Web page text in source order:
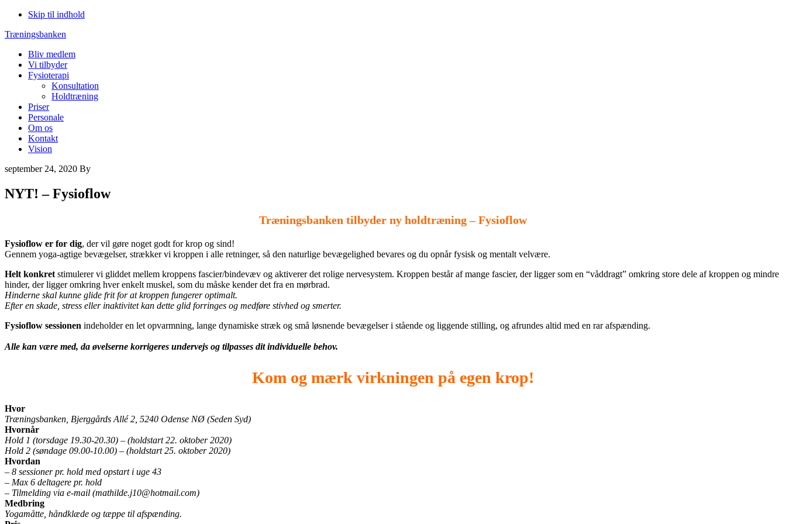
Skip til indhold
Træningsbanken
Bliv medlem
Vi tilbyder
Fysioterapi
Konsultation
Holdtræning
Priser
Personale
Om os
Kontakt
Vision
september 24, 2020 By
NYT! – Fysioflow
Træningsbanken tilbyder ny holdtræning – Fysioflow
Fysioflow er for dig, der vil gøre noget godt for krop og sind!
Gennem yoga-agtige bevægelser, strækker vi kroppen i alle retninger, så den naturlige bevægelighed bevares og du opnår fysisk og mentalt velvære.
Helt konkret stimulerer vi gliddet mellem kroppens fascier/bindevæv og aktiverer det rolige nervesystem. Kroppen består af mange fascier, der ligger som en “våddragt” omkring store dele af kroppen og mindre
hinder, der ligger omkring hver enkelt muskel, som du måske kender det fra en mørbrad.
Hinderne skal kunne glide frit for at kroppen fungerer optimalt.
Efter en skade, stress eller inaktivitet kan dette glid forringes og medføre stivhed og smerter.
Fysioflow sessionen indeholder en let opvarmning, lange dynamiske stræk og små løsnende bevægelser i stående og liggende stilling, og afrundes altid med en rar afspænding.
Alle kan være med, da øvelserne korrigeres undervejs og tilpasses dit individuelle behov.
Kom og mærk virkningen på egen krop!
Hvor
Træningsbanken, Bjerggårds Allé 2, 5240 Odense NØ (Seden Syd)
Hvornår
Hold 1 (torsdage 19.30-20.30) – (holdstart 22. oktober 2020)
Hold 2 (søndage 09.00-10.00) – (holdstart 25. oktober 2020)
Hvordan
– 8 sessioner pr. hold med opstart i uge 43
– Max 6 deltagere pr. hold
– Tilmelding via e-mail (mathilde.j10@hotmail.com)
Medbring
Yogamåtte, håndklæde og tæppe til afspænding.